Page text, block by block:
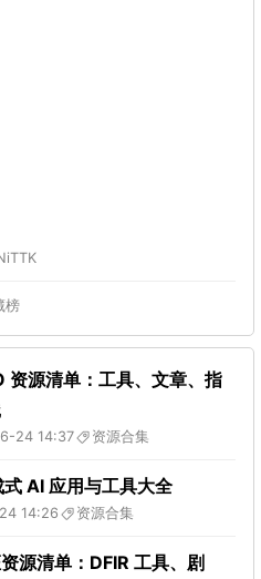
榜
资源清单：工具、文章、指
24 14:37 资源合集
AI 应用与工具大全
14:26 资源合集
源清单：DFIR 工具、剧